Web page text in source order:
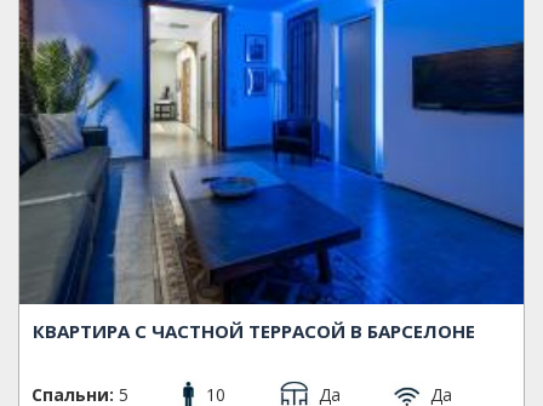
КВАРТИРА С ЧАСТНОЙ ТЕРРАСОЙ В БАРСЕЛОНЕ
Спальни: 5 10 Да
Да